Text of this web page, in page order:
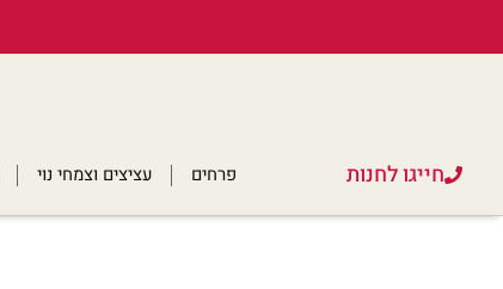
חייגו לחנות פרחים עציצים וצמחי נוי